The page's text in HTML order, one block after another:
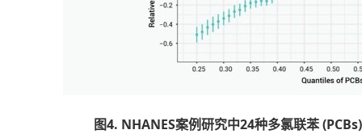
图4. NHANES案例研究中24种多氯联苯